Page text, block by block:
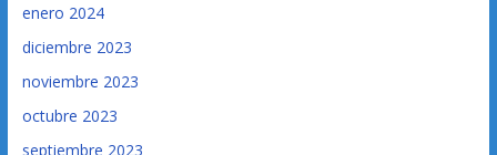
enero 2024
diciembre 2023
noviembre 2023
octubre 2023
septiembre 2023